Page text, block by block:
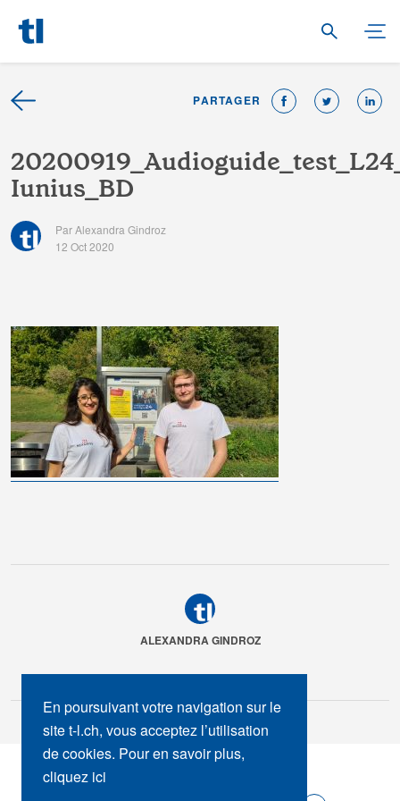
PARTAGER
20200919 Audioguide test L24
Iunius BD
Par Alexandra Gindroz
12 Oct 2020
ALEXANDRA GINDROZ
En poursuivant votre navigation sur le
site t-l.ch, vous acceptez l’utilisation
de cookies. Pour en savoir plus,
cliquez ici